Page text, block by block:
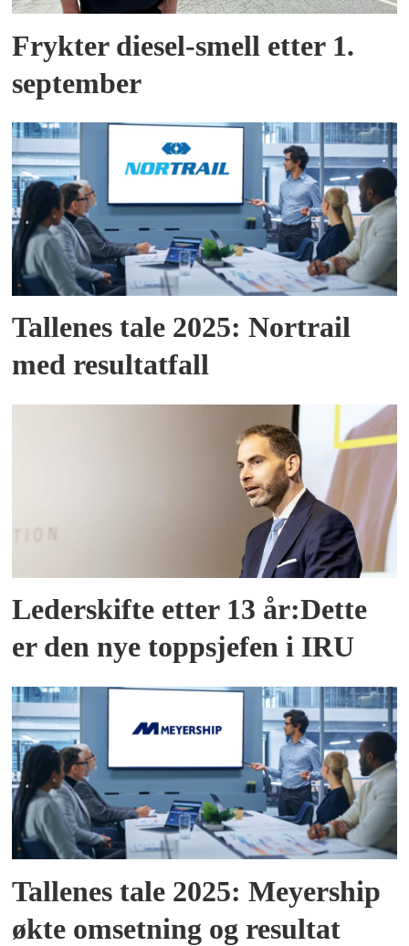
Frykter diesel-smell etter 1.
september
Tallenes tale 2025: Nortrail
med resultatfall
Lederskifte etter 13 år:Dette
er den nye toppsjefen i IRU
Tallenes tale 2025: Meyership
økte omsetning og resultat